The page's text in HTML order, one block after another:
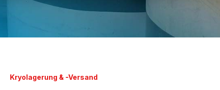
Kryolagerung & -Versand